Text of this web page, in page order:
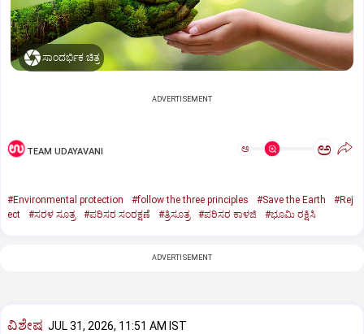
ಸಾಂದರ್ಭಿಕ ಚಿತ್ರ
ADVERTISEMENT
TEAM UDAYAVANI ಅ ಅ
#Environmental protection #follow the three principles #Save the Earth
#Rej
ect
#ಸರಳ ಸೂತ್ರ #ಪರಿಸರ ಸಂರಕ್ಷಣೆ #ತ್ರಿಸೂತ್ರ #ಪರಿಸರ ಕಾಳಜಿ #ಭೂಮಿ ರಕ್ಷಿಸಿ
ADVERTISEMENT
ವಿಶೇಷ JUL 31, 2026, 11:51 AM IST